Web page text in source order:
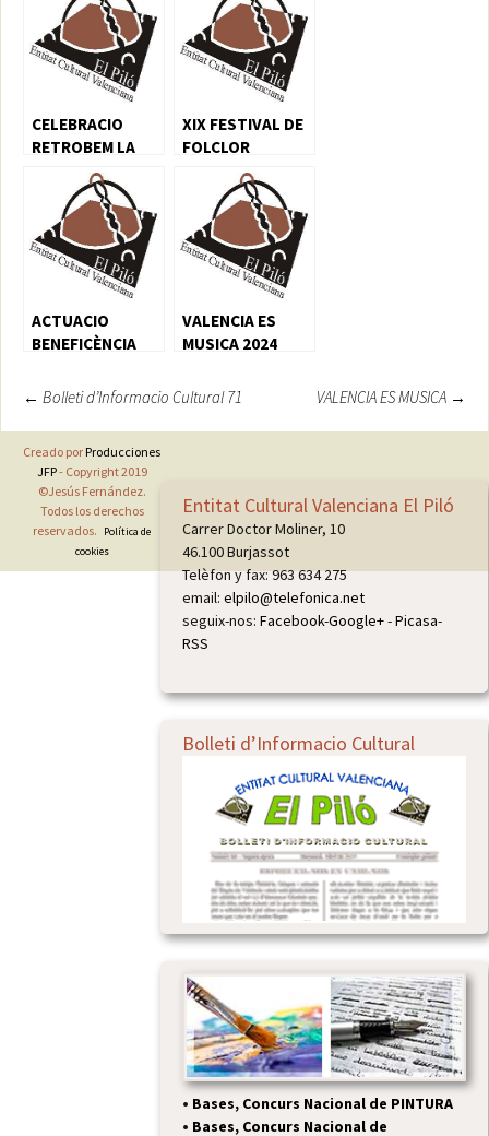
CELEBRACIO
RETROBEM LA
NOSTRA MÚSICA
XIX FESTIVAL DE
FOLCLOR
VALENCIÀ EL PILÓ
XIII MEMORIAL
“ENRIC MARTÍ”
ACTUACIO
BENEFICÈNCIA
VALENCIA ES
MUSICA 2024
Navegación
de
entradas
← Bolleti d’Informacio Cultural 71 VALENCIA ES MUSICA →
Entitat Cultural Valenciana El Piló
Carrer Doctor Moliner, 10
46.100 Burjassot
Telèfon y fax: 963 634 275
email: elpilo@telefonica.net
seguix-nos: Facebook-Google+-Picasa-
RSS
Bolleti d’Informacio Cultural
• Bases, Concurs Nacional de PINTURA
• Bases, Concurs Nacional de
Creado por Producciones
JFP- Copyright 2019
©Jesús Fernández.
Todos los derechos
reservados.
Política de
cookies